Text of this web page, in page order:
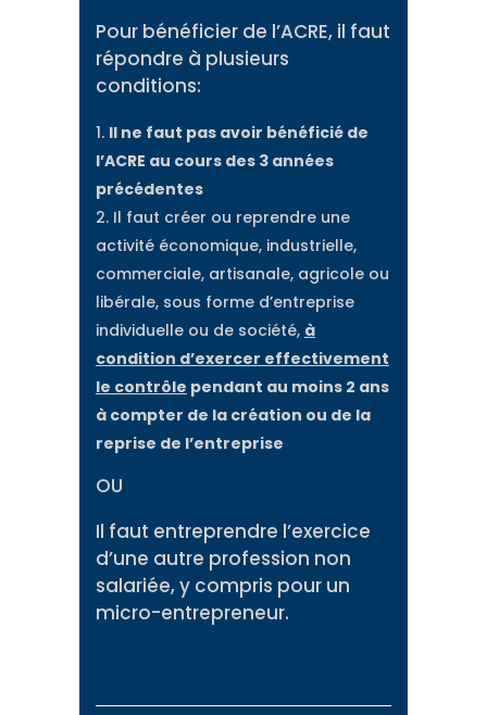
Pour bénéficier de l’ACRE, il faut
répondre à plusieurs
conditions:
Il ne faut pas avoir bénéficié de
l’ACRE au cours des 3 années
précédentes
Il faut créer ou reprendre une
activité économique, industrielle,
commerciale, artisanale, agricole ou
libérale, sous forme d’entreprise
individuelle ou de société, à
condition d’exercer effectivement
le contrôle pendant au moins 2 ans
à compter de la création ou de la
reprise de l’entreprise
OU
Il faut entreprendre l’exercice
d’une autre profession non
salariée, y compris pour un
micro-entrepreneur.